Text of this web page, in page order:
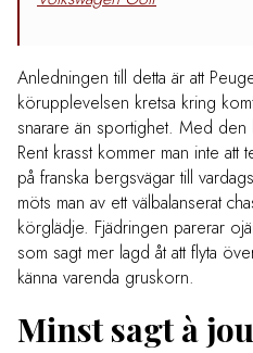
Anledningen till detta är att
körupplevelsen kretsa kring
snarare än sportighet. Med den
Rent krasst kommer man inte att
på franska bergsvägar till
möts man av ett välbalanserat
körglädje. Fjädringen parerar
som sagt mer lagd åt att flyta
känna varenda gruskorn.
Minst sagt à